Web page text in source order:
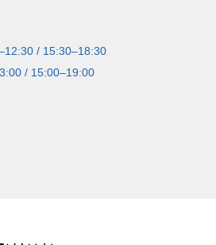
/ 15:30–18:30
/ 15:00–19:00